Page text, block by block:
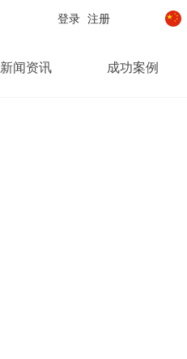
登录 注册
新闻资讯 成功案例